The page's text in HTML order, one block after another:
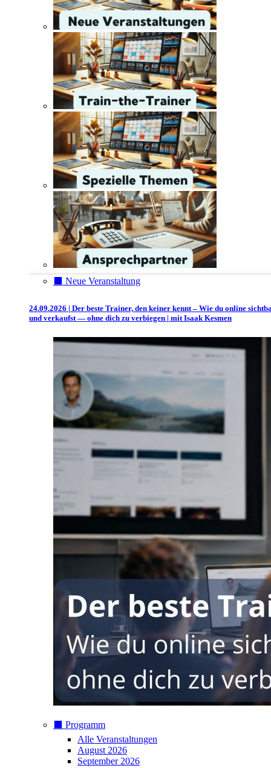
⬛️ Neue Veranstaltung
24.09.2026 | Der beste Trainer, den keiner kennt – Wie du online
und verkaufst — ohne dich zu verbiegen | mit Isaak Kesmen
⬛️ Programm
Alle Veranstaltungen
August 2026
September 2026